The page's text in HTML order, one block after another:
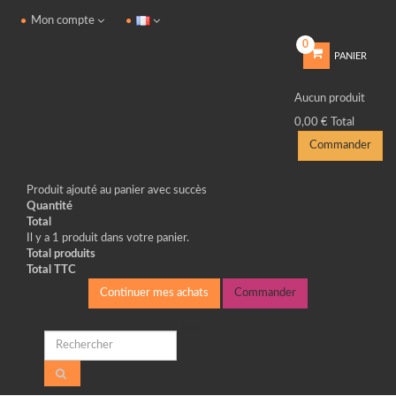
Mon compte
0
PANIER
Aucun produit
0,00 €
Total
Commander
Produit ajouté au panier avec succès
Quantité
Total
Il y a 1 produit dans votre panier.
Total produits
Total TTC
Continuer mes achats
Commander